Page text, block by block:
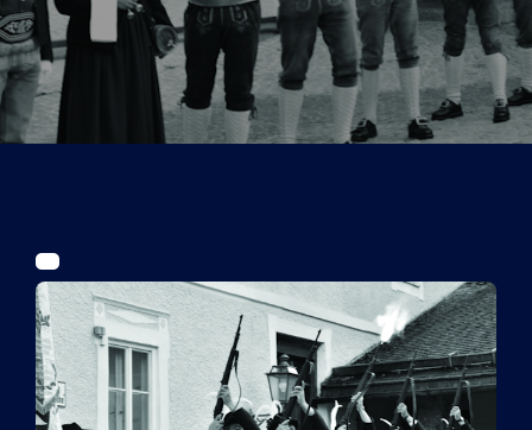
Tickets
Kurier Romy 2026